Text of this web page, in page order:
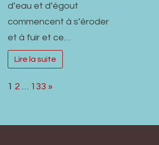
d’eau et d’égout
commencent à s’éroder
et à fuir et ce…
Lire la suite
Page:
1 2 … 133 Next
»